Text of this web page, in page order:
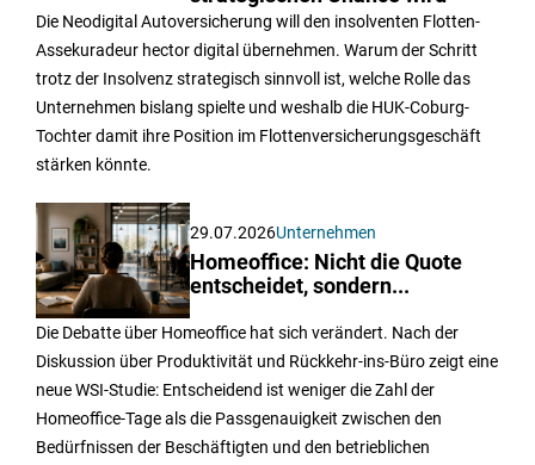
Die Neodigital Autoversicherung will den insolventen Flotten-
Assekuradeur hector digital übernehmen. Warum der Schritt
trotz der Insolvenz strategisch sinnvoll ist, welche Rolle das
Unternehmen bislang spielte und weshalb die HUK-Coburg-
Tochter damit ihre Position im Flottenversicherungsgeschäft
stärken könnte.
29.07.2026Unternehmen
Homeoffice: Nicht die Quote
entscheidet, sondern...
Die Debatte über Homeoffice hat sich verändert. Nach der
Diskussion über Produktivität und Rückkehr-ins-Büro zeigt eine
neue WSI-Studie: Entscheidend ist weniger die Zahl der
Homeoffice-Tage als die Passgenauigkeit zwischen den
Bedürfnissen der Beschäftigten und den betrieblichen